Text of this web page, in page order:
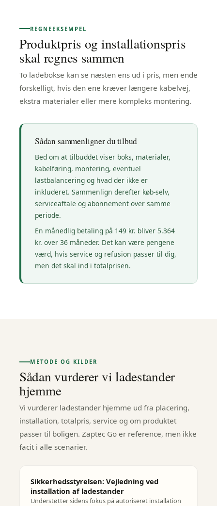
REGNEEKSEMPEL
Produktpris og installationspris
skal regnes sammen
To ladebokse kan se næsten ens ud i pris, men ende
forskelligt, hvis den ene kræver længere kabelvej,
ekstra materialer eller mere kompleks montering.
Sådan sammenligner du tilbud
Bed om at tilbuddet viser boks, materialer,
kabelføring, montering, eventuel
lastbalancering og hvad der ikke er
inkluderet. Sammenlign derefter køb-selv,
serviceaftale og abonnement over samme
periode.
En månedlig betaling på 149 kr. bliver 5.364
kr. over 36 måneder. Det kan være pengene
værd, hvis service og refusion passer til dig,
men det skal ind i totalprisen.
METODE OG KILDER
Sådan vurderer vi ladestander
hjemme
Vi vurderer ladestander hjemme ud fra placering,
installation, totalpris, service og om produktet
passer til boligen. Zaptec Go er reference, men ikke
facit i alle scenarier.
Sikkerhedsstyrelsen: Vejledning ved
installation af ladestander
Understøtter sidens fokus på autoriseret installation